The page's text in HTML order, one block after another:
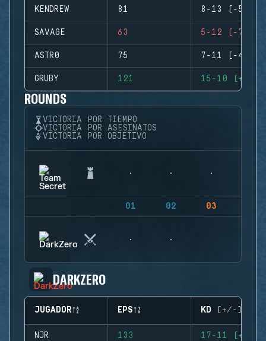
KENDREW 81 8-13 (-5)
SAVAGE 63 5-12 (-7)
ASTR0 75 7-11 (-4)
GRUBY 121 15-10 (+5)
ROUNDS
VICTORIA POR TIEMPO
VICTORIA POR ASESINATOS
VICTORIA POR OBJETIVO
01 02 03
DARKZERO
JUGADOR EPS KD (+/-)
NJR 133 17-11 (+6)